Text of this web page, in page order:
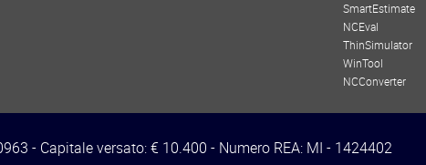
SmartEstimate
NCEval
ThinSimulator
WinTool
NCConverter
- Capitale versato: € 10.400 - Numero REA: MI - 1424402